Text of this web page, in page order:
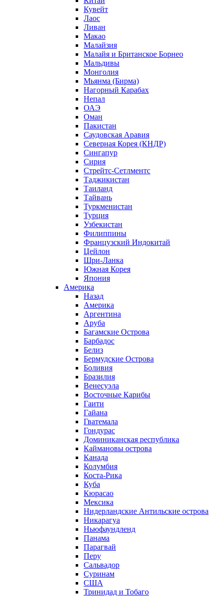
Кувейт
Лаос
Ливан
Макао
Малайзия
Малайя и Британское Борнео
Мальдивы
Монголия
Мьянма (Бирма)
Нагорный Карабах
Непал
ОАЭ
Оман
Пакистан
Саудовская Аравия
Северная Корея (КНДР)
Сингапур
Сирия
Стрейтс-Сетлментс
Таджикистан
Таиланд
Тайвань
Туркменистан
Турция
Узбекистан
Филиппины
Французский Индокитай
Цейлон
Шри-Ланка
Южная Корея
Япония
Америка
Назад
Америка
Аргентина
Аруба
Багамские Острова
Барбадос
Белиз
Бермудские Острова
Боливия
Бразилия
Венесуэла
Восточные Карибы
Гаити
Гайана
Гватемала
Гондурас
Доминиканская республика
Каймановы острова
Канада
Колумбия
Коста-Рика
Куба
Кюрасао
Мексика
Нидерландские Антильские острова
Никарагуа
Ньюфаундленд
Панама
Парагвай
Перу
Сальвадор
Суринам
США
Тринидад и Тобаго